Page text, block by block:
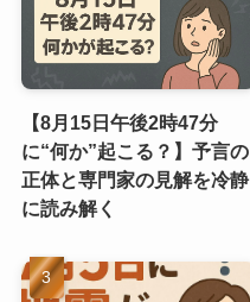
【8月15日午後2時47分
に“何か”起こる？】予言の
正体と専門家の見解を冷静
に読み解く